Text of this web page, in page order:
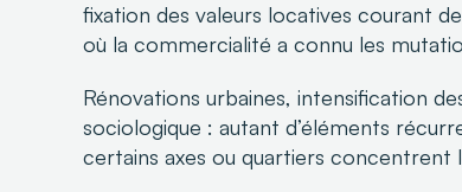
fixation des valeurs locatives courant
où la commercialité a connu les
Rénovations urbaines, intensification
sociologique : autant d’éléments
certains axes ou quartiers concentrent